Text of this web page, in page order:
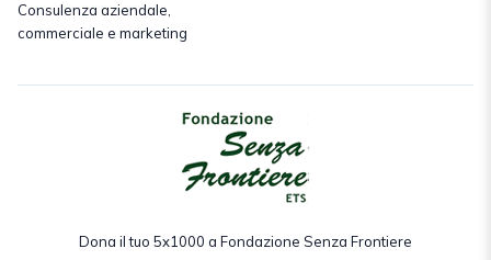
Consulenza aziendale,
commerciale e marketing
Dona il tuo 5x1000 a Fondazione Senza Frontiere